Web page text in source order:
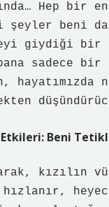
Hep bir
şeyler beni
giydiği bir
sadece
Etkileri: Beni
kızılın